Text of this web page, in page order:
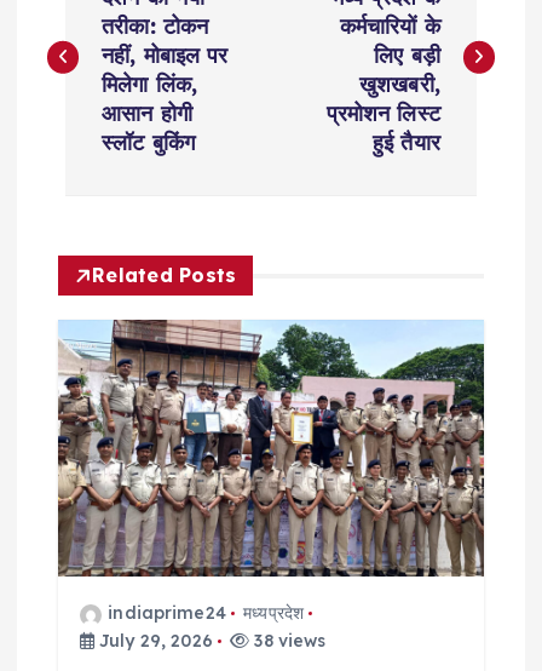
s
a
v
g
a
t
तरीका: टोकन
नहीं, मोबाइल पर
मिलेगा लिंक,
आसान होगी
स्लॉट बुकिंग
कर्मचारियों के
लिए बड़ी
खुशखबरी,
प्रमोशन लिस्ट
हुई तैयार
Related Posts
indiaprime24
मध्यप्रदेश
July 29, 2026
38 views